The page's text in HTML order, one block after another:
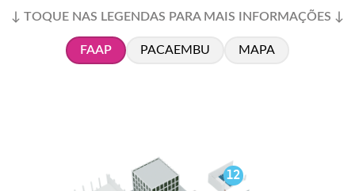
↓ TOQUE NAS LEGENDAS PARA MAIS INFORMAÇÕES ↓
FAAP PACAEMBU MAPA
12